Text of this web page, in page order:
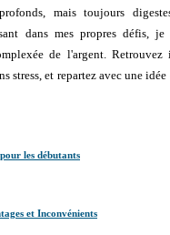
mais toujours
dans mes propres défis,
de l'argent.
stress, et repartez avec une
les débutants
et Inconvénients